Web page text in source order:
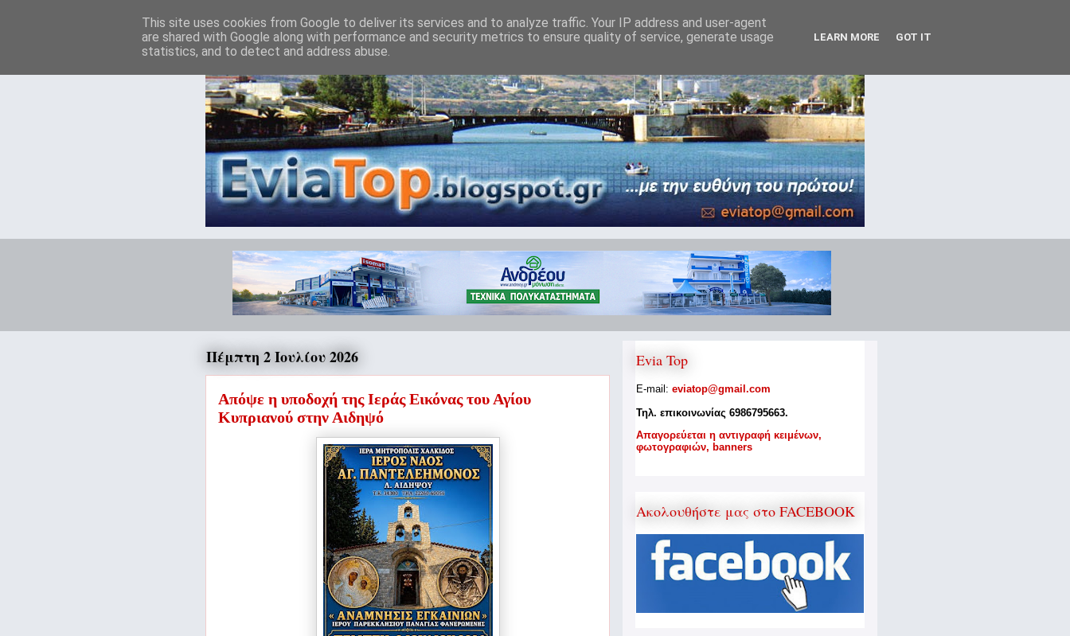
Πέμπτη 2 Ιουλίου 2026
Απόψε η υποδοχή της Ιεράς Εικόνας του Αγίου
Κυπριανού στην Αιδηψό
Evia Top
E-mail: eviatop@gmail.com
Τηλ. επικοινωνίας 6986795663.
Aπαγορεύεται η αντιγραφή κειμένων,
φωτογραφιών, banners
Ακολουθήστε μας στο FACEBOOK
This site uses cookies from Google to deliver its services and to analyze traffic. Your IP address and user-agent
are shared with Google along with performance and security metrics to ensure quality of service, generate usage
statistics, and to detect and address abuse.
LEARN MORE GOT IT